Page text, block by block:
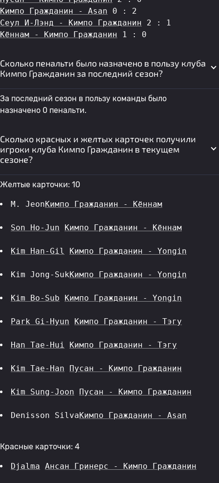
Кимпо Гражданин - Asan 0 : 2
Сеул И-Лэнд - Кимпо Гражданин 2 : 1
Кённам - Кимпо Гражданин 1 : 0
Сколько пенальти было назначено в пользу клуба
Кимпо Гражданин за последний сезон?
За последний сезон в пользу команды было
назначено 0 пенальти.
Сколько красных и желтых карточек получили
игроки клуба Кимпо Гражданин в текущем
сезоне?
Желтые карточки: 10
M. JeonКимпо Гражданин - Кённам
Son Ho-Jun Кимпо Гражданин - Кённам
Kim Han-Gil Кимпо Гражданин - Yongin
Kim Jong-SukКимпо Гражданин - Yongin
Kim Bo-Sub Кимпо Гражданин - Yongin
Park Gi-Hyun Кимпо Гражданин - Тэгу
Han Tae-Hui Кимпо Гражданин - Тэгу
Kim Tae-Han Пусан - Кимпо Гражданин
Kim Sung-Joon Пусан - Кимпо Гражданин
Denisson SilvaКимпо Гражданин - Asan
Красные карточки: 4
Djalma Ансан Гринерс - Кимпо Гражданин